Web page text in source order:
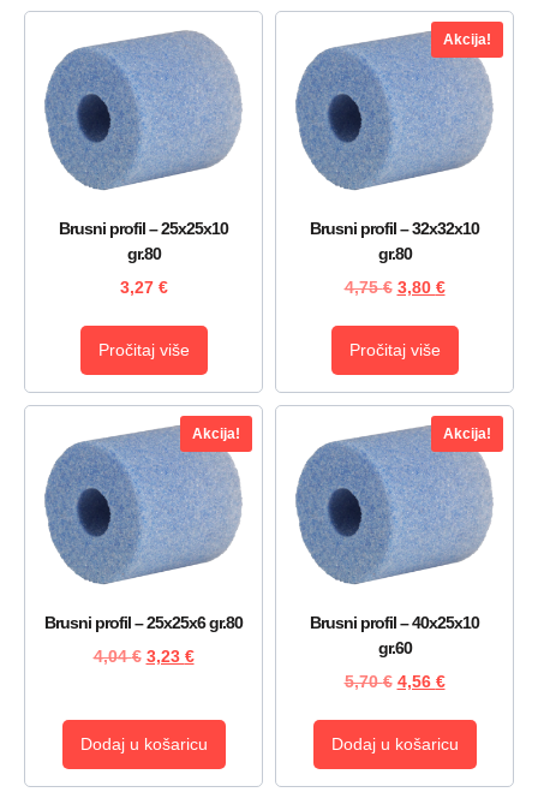
Brusni profil – 25x25x10
gr.80
3,27 €
Pročitaj više
Akcija!
Brusni profil – 32x32x10
gr.80
4,75€ 3,80 €
Pročitaj više
Akcija!
Brusni profil – 25x25x6 gr.80
4,04€ 3,23 €
Dodaj u košaricu
Akcija!
Brusni profil – 40x25x10
gr.60
5,70€ 4,56 €
Dodaj u košaricu